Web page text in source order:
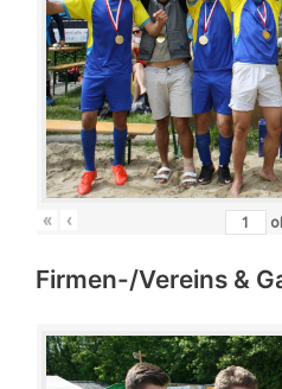
« ‹
Firmen-/Vereins &